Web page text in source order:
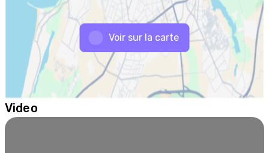
Voir sur la carte
Video